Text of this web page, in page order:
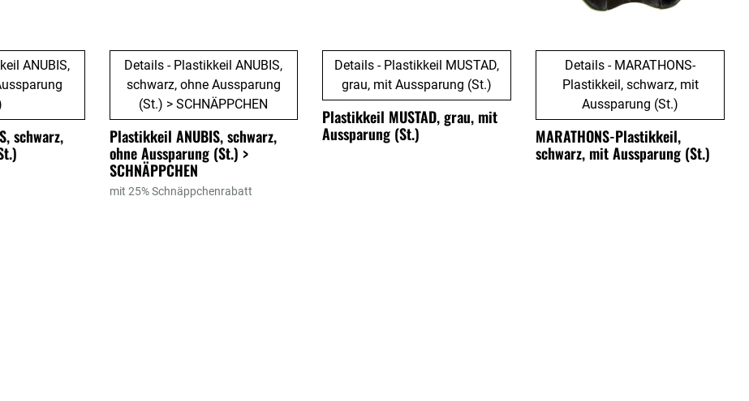
ANUBIS,
schwarz,
Details - Plastikkeil ANUBIS,
schwarz, ohne Aussparung
(St.) > SCHNÄPPCHEN
Plastikkeil ANUBIS, schwarz,
ohne Aussparung (St.) >
SCHNÄPPCHEN
mit 25% Schnäppchenrabatt
Details - Plastikkeil MUSTAD,
grau, mit Aussparung (St.)
Plastikkeil MUSTAD, grau, mit
Aussparung (St.)
Details - MARATHONS-
Plastikkeil, schwarz, mit
Aussparung (St.)
MARATHONS-Plastikkeil,
schwarz, mit Aussparung (St.)